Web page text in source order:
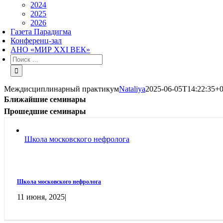
2024
2025
2026
Газета Парадигма
Конференц-зал
АНО «МИР XXI ВЕК»
Результат
поиска:
Междисциплинарный практикумNataliya2025-06-
Ближайшие семинары
Прошедшие семинары
Школа московского нефролога
Школа московского нефролога
11 июня, 2025|